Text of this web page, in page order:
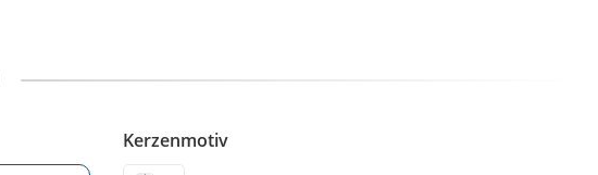
Kerzenmotiv